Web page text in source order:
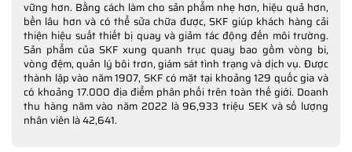
vững hơn. Bằng cách làm cho sản phẩm nhẹ hơn, hiệu quả hơn,
bền lâu hơn và có thể sửa chữa được, SKF giúp khách hàng cải
thiện hiệu suất thiết bị quay và giảm tác động đến môi trường.
Sản phẩm của SKF xung quanh trục quay bao gồm vòng bi,
vòng đệm, quản lý bôi trơn, giám sát tình trạng và dịch vụ. Được
thành lập vào năm 1907, SKF có mặt tại khoảng 129 quốc gia và
có khoảng 17.000 địa điểm phân phối trên toàn thế giới. Doanh
thu hàng năm vào năm 2022 là 96,933 triệu SEK và số lượng
nhân viên là 42,641.